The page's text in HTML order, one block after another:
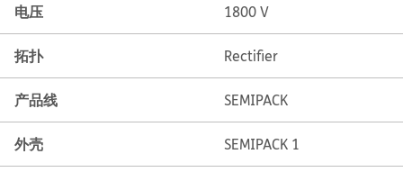
电压 1800 V
拓扑 Rectifier
产品线 SEMIPACK
外壳 SEMIPACK 1